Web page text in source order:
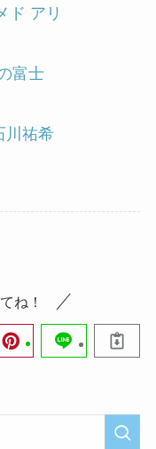
ド アリ
富士
川祐希
ね！